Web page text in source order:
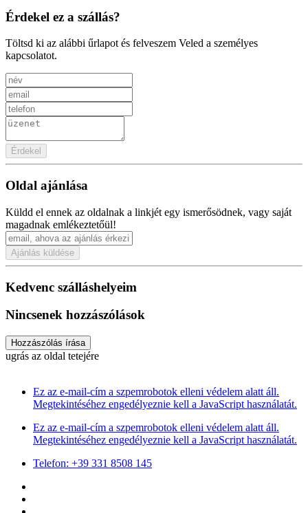
Érdekel ez a szállás?
Töltsd ki az alábbi űrlapot és felveszem Veled a személyes
kapcsolatot.
Érdekel
Oldal ajánlása
Küldd el ennek az oldalnak a linkjét egy ismerősödnek, vagy saját
magadnak emlékeztetőül!
Ajánlás küldése
Kedvenc szálláshelyeim
Nincsenek hozzászólások
Hozzászólás írása
ugrás az oldal tetejére
Ez az e-mail-cím a szpemrobotok elleni védelem alatt áll.
Megtekintéséhez engedélyeznie kell a JavaScript használatát.
Ez az e-mail-cím a szpemrobotok elleni védelem alatt áll.
Megtekintéséhez engedélyeznie kell a JavaScript használatát.
Telefon: +39 331 8508 145